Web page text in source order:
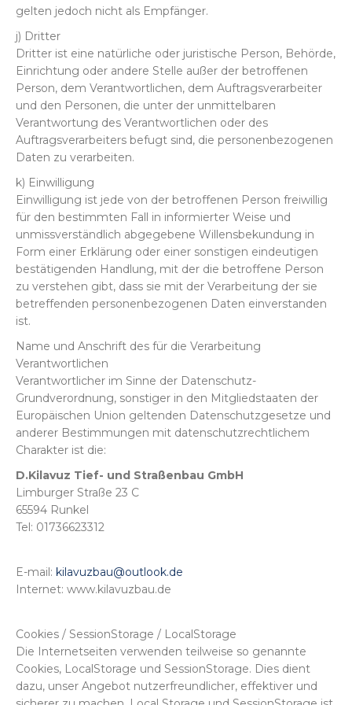
gelten jedoch nicht als Empfänger.
j) Dritter
Dritter ist eine natürliche oder juristische Person, Behörde,
Einrichtung oder andere Stelle außer der betroffenen
Person, dem Verantwortlichen, dem Auftragsverarbeiter
und den Personen, die unter der unmittelbaren
Verantwortung des Verantwortlichen oder des
Auftragsverarbeiters befugt sind, die personenbezogenen
Daten zu verarbeiten.
k) Einwilligung
Einwilligung ist jede von der betroffenen Person freiwillig
für den bestimmten Fall in informierter Weise und
unmissverständlich abgegebene Willensbekundung in
Form einer Erklärung oder einer sonstigen eindeutigen
bestätigenden Handlung, mit der die betroffene Person
zu verstehen gibt, dass sie mit der Verarbeitung der sie
betreffenden personenbezogenen Daten einverstanden
ist.
Name und Anschrift des für die Verarbeitung
Verantwortlichen
Verantwortlicher im Sinne der Datenschutz-
Grundverordnung, sonstiger in den Mitgliedstaaten der
Europäischen Union geltenden Datenschutzgesetze und
anderer Bestimmungen mit datenschutzrechtlichem
Charakter ist die:
D.Kilavuz Tief- und Straßenbau GmbH
Limburger Straße 23 C
65594 Runkel
Tel: 01736623312
E-mail: kilavuzbau@outlook.de
Internet: www.kilavuzbau.de
Cookies / SessionStorage / LocalStorage
Die Internetseiten verwenden teilweise so genannte
Cookies, LocalStorage und SessionStorage. Dies dient
dazu, unser Angebot nutzerfreundlicher, effektiver und